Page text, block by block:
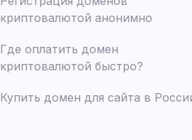
криптовалютой анонимно
Где оплатить домен
криптовалютой быстро?
Купить домен для сайта в